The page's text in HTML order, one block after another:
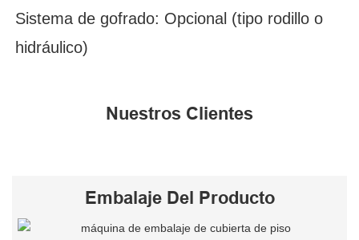
Sistema de gofrado: Opcional (tipo rodillo o
hidráulico)
Nuestros Clientes
Embalaje Del Producto